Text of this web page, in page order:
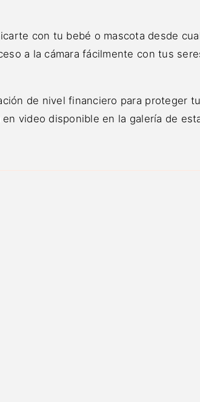
con tu bebé o mascota desde
a la cámara fácilmente con tus
de nivel financiero para proteger
video disponible en la galería de